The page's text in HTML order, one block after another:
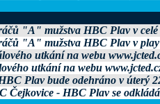
"A" mužstva HBC Plav v celé
"A" mužstva HBC Plav v
utkání na webu
utkání na webu
Plav bude odehráno v úterý
Čejkovice - HBC Plav se